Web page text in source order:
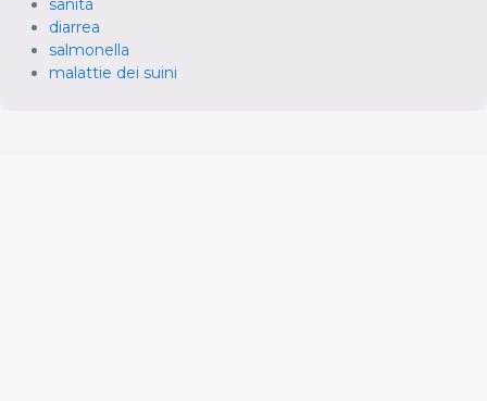
diarrea
salmonella
malattie dei suini